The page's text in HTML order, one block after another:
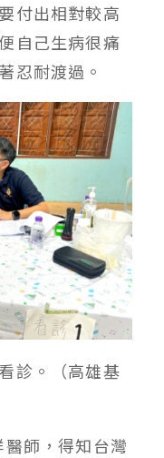
付出相對較高
自己生病很痛
忍耐渡過。
診。（高雄基
師，得知台灣